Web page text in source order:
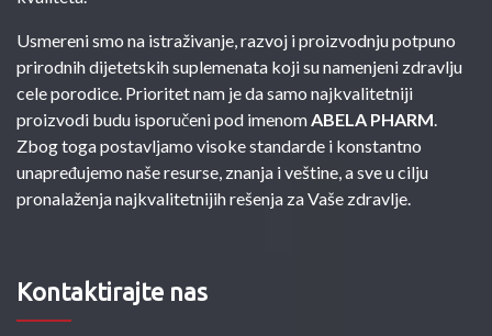
Usmereni smo na istraživanje, razvoj i proizvodnju potpuno
prirodnih dijetetskih suplemenata koji su namenjeni zdravlju
cele porodice. Prioritet nam je da samo najkvalitetniji
proizvodi budu isporučeni pod imenomABELA PHARM.
Zbog toga postavljamo visoke standarde i konstantno
unapređujemo naše resurse, znanja i veštine, a sve u cilju
pronalaženja najkvalitetnijih rešenja za Vaše zdravlje.
Kontaktirajte nas